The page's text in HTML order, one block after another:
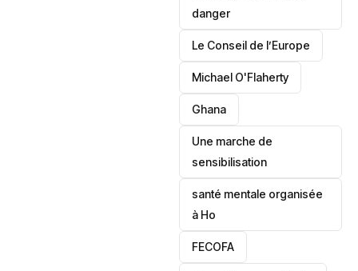
danger
‎Le Conseil de l’Europe
Michael O'Flaherty
‎Ghana
Une marche de
sensibilisation
santé mentale organisée
à Ho
‎FECOFA